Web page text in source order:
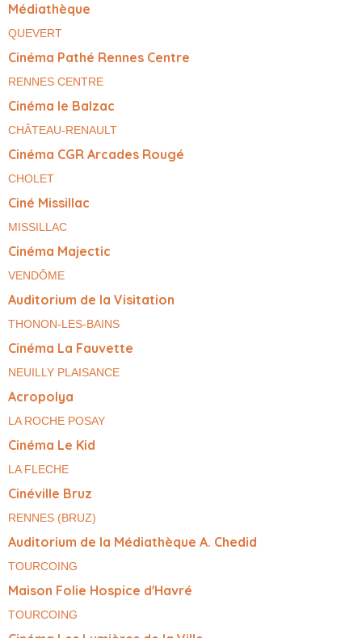
Médiathèque
QUEVERT
Cinéma Pathé Rennes Centre
RENNES CENTRE
Cinéma le Balzac
CHÂTEAU-RENAULT
Cinéma CGR Arcades Rougé
CHOLET
Ciné Missillac
MISSILLAC
Cinéma Majectic
VENDÔME
Auditorium de la Visitation
THONON-LES-BAINS
Cinéma La Fauvette
NEUILLY PLAISANCE
Acropolya
LA ROCHE POSAY
Cinéma Le Kid
LA FLECHE
Cinéville Bruz
RENNES (BRUZ)
Auditorium de la Médiathèque A. Chedid
TOURCOING
Maison Folie Hospice d'Havré
TOURCOING